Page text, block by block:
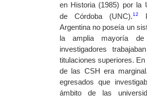
en Historia (1985) por la
deCórdoba (UNC).12
Argentina no poseía un
la amplia mayoría
investigadores
titulaciones superiores.
de las CSH era
egresados que
ámbito de las